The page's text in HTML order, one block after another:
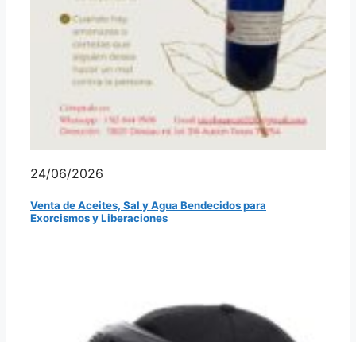
24/06/2026
Venta de Aceites, Sal y Agua Bendecidos para
Exorcismos y Liberaciones